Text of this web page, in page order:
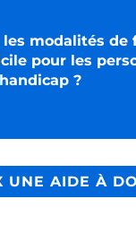
modalités de
pour les
?
UNE AIDE À